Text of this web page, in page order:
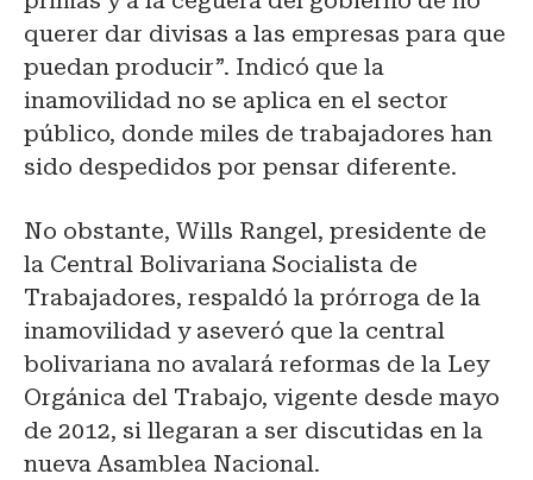
querer dar divisas a las empresas para que
puedan producir”. Indicó que la
inamovilidad no se aplica en el sector
público, donde miles de trabajadores han
sido despedidos por pensar diferente.
No obstante, Wills Rangel, presidente de
la Central Bolivariana Socialista de
Trabajadores, respaldó la prórroga de la
inamovilidad y aseveró que la central
bolivariana no avalará reformas de la Ley
Orgánica del Trabajo, vigente desde mayo
de 2012, si llegaran a ser discutidas en la
nueva Asamblea Nacional.